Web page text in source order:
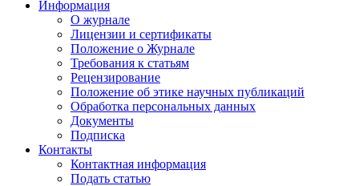
Информация
О журнале
Лицензии и сертификаты
Положение о Журнале
Требования к статьям
Рецензирование
Положение об этике научных публикаций
Обработка персональных данных
Документы
Подписка
Контакты
Контактная информация
Подать статью